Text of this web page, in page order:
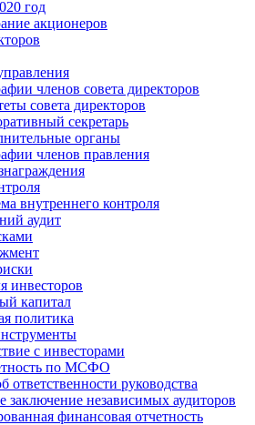
год
акционеров
членов совета директоров
совета директоров
секретарь
органы
членов правления
внутреннего контроля
аудит
инвесторов
капитал
политика
с инвеcторами
по МСФО
ответственности руководства
заключение независимых аудиторов
финансовая отчетность